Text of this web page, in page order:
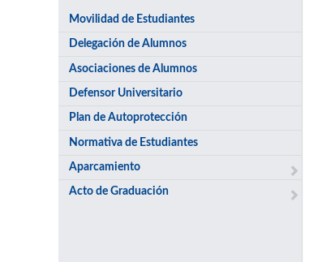
Movilidad de Estudiantes
Delegación de Alumnos
Asociaciones de Alumnos
Defensor Universitario
Plan de Autoprotección
Normativa de Estudiantes
Aparcamiento
Acto de Graduación